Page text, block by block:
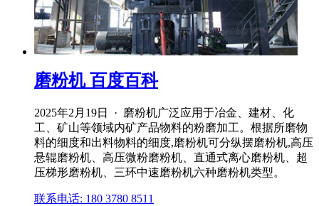
磨粉机 百度百科
2025年2月19日 · 磨粉机广泛应用于冶金、建材、化
工、矿山等领域内矿产品物料的粉磨加工。根据所磨物
料的细度和出料物料的细度,磨粉机可分纵摆磨粉机,高压
悬辊磨粉机、高压微粉磨粉机、直通式离心磨粉机、超
压梯形磨粉机、三环中速磨粉机六种磨粉机类型。
联系电话: 180 3780 8511